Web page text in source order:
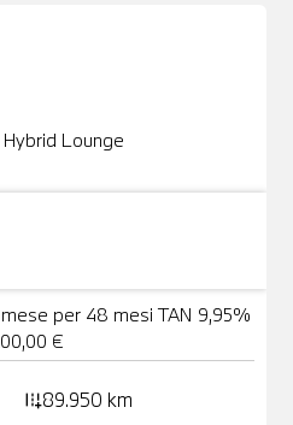
Lounge
per 48 mesi TAN 9,95%
€
add_road89.950 km